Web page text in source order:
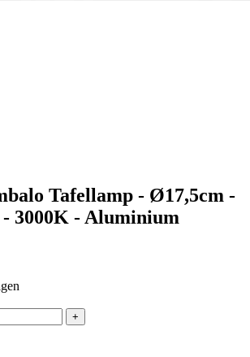
Tafellamp - Ø17,5cm -
3000K - Aluminium
+